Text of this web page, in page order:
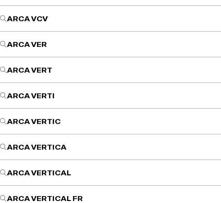
ARCA VCV
ARCA VER
ARCA VERT
ARCA VERTI
ARCA VERTIC
ARCA VERTICA
ARCA VERTICAL
ARCA VERTICAL FR